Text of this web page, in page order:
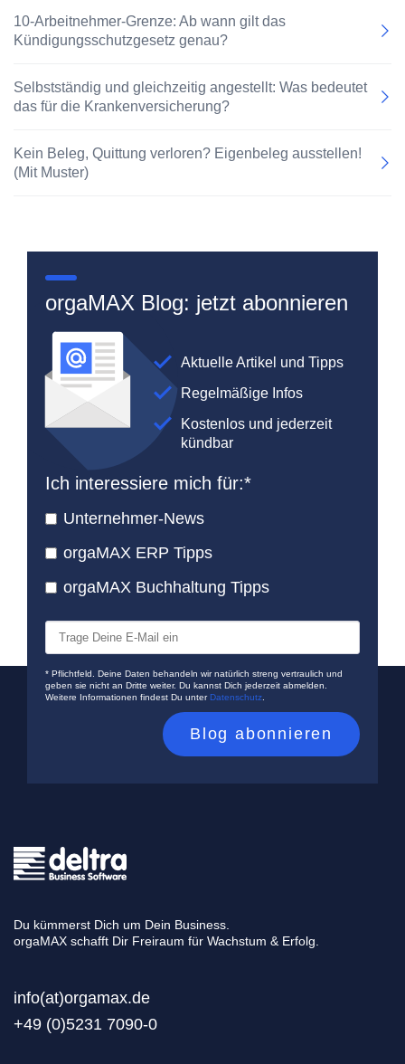
10-Arbeitnehmer-Grenze: Ab wann gilt das
Kündigungsschutzgesetz genau?
Selbstständig und gleichzeitig angestellt: Was bedeutet
das für die Krankenversicherung?
Kein Beleg, Quittung verloren? Eigenbeleg ausstellen!
(Mit Muster)
orgaMAX Blog: jetzt abonnieren
Aktuelle Artikel und Tipps
Regelmäßige Infos
Kostenlos und jederzeit
kündbar
Ich interessiere mich für:*
Unternehmer-News
orgaMAX ERP Tipps
orgaMAX Buchhaltung Tipps
* Pflichtfeld. Deine Daten behandeln wir natürlich streng vertraulich und
geben sie nicht an Dritte weiter. Du kannst Dich jederzeit abmelden.
Weitere Informationen findest Du unterDatenschutz
Du kümmerst Dich um Dein Business.
orgaMAX schafft Dir Freiraum für Wachstum & Erfolg.
info(at)orgamax.de
+49 (0)5231 7090-0